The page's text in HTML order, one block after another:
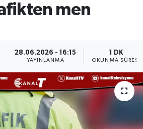
men
28.06.2026 - 16:15
YAYINLANMA
1 DK
OKUNMA SÜRESI